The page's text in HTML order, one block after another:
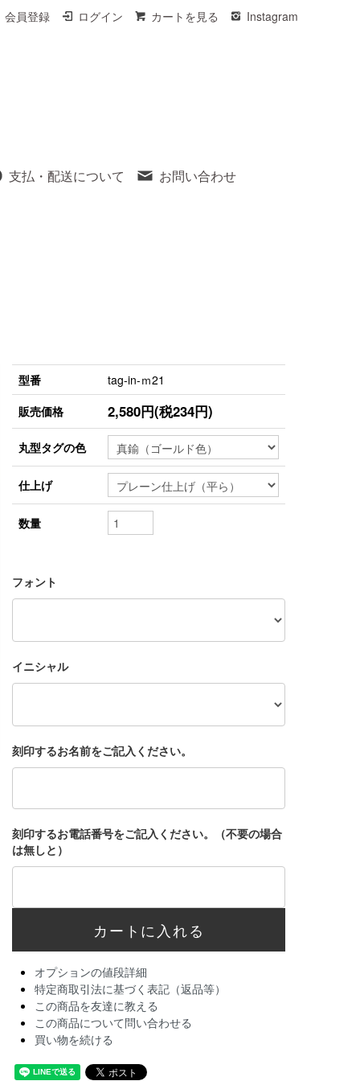
会員登録 ログイン カートを見る Instagram
支払・配送について お問い合わせ
型番
tag-in-ｍ21
販売価格
2,580円(税234円)
丸型タグの色
仕上げ
数量
フォント
イニシャル
刻印するお名前をご記入ください。
刻印するお電話番号をご記入ください。（不要の場合
は無しと）
オプションの値段詳細
特定商取引法に基づく表記（返品等）
この商品を友達に教える
この商品について問い合わせる
買い物を続ける